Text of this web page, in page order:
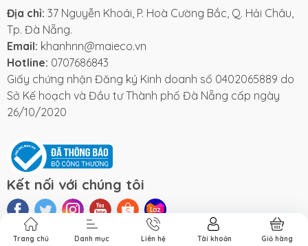
Địa chỉ: 37 Nguyễn Khoái, P. Hoà Cường Bắc, Q. Hải Châu,
Tp. Đà Nẵng.
Email: khanhnn@maieco.vn
Hotline: 0707686843
Giấy chứng nhận Đăng ký Kinh doanh số 0402065889 do
Sở Kế hoạch và Đầu tư Thành phố Đà Nẵng cấp ngày
26/10/2020
Kết nối với chúng tôi
Phương thức thanh toán
Trang chủ Danh mục Liên hệ Tài khoản Giỏ hàng